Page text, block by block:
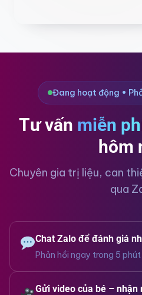
Đang hoạt động •
Tư vấn miễn
hôm
Chuyên gia trị liệu, can
qua
Chat Zalo để đánh giá
Phản hồi ngay trong 5 phút
Gửi video của bé –